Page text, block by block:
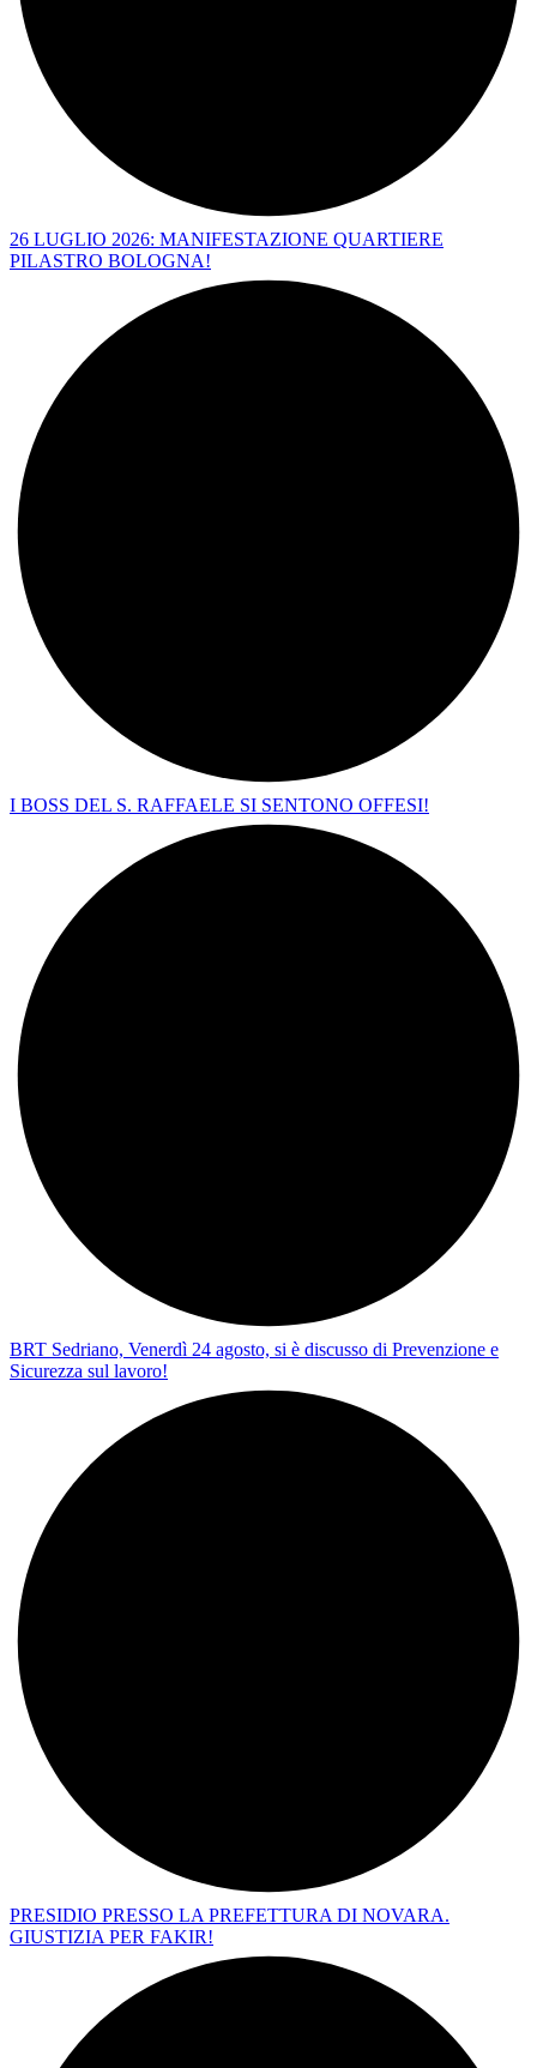
26 LUGLIO 2026: MANIFESTAZIONE QUARTIERE
PILASTRO BOLOGNA!
I BOSS DEL S. RAFFAELE SI SENTONO OFFESI!
BRT Sedriano, Venerdì 24 agosto, si è discusso di Prevenzione e
Sicurezza sul lavoro!
PRESIDIO PRESSO LA PREFETTURA DI NOVARA.
GIUSTIZIA PER FAKIR!